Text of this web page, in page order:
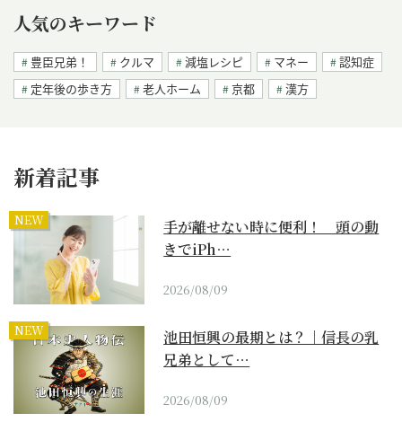
人気のキーワード
豊臣兄弟！ クルマ 減塩レシピ マネー
認知症
定年後の歩き方
老人ホーム 京都 漢方
新着記事
NEW
手が離せない時に便利！ 頭の動
きでiPh…
2026/08/09
NEW
池田恒興の最期とは？｜信長の乳
兄弟として…
2026/08/09